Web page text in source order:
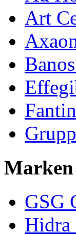
Art
Marken
GSG
Hidra